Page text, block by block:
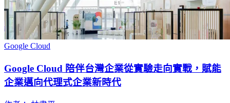
Google Cloud
Google Cloud 陪伴台灣企業從實驗走向實戰，賦能
企業邁向代理式企業新時代